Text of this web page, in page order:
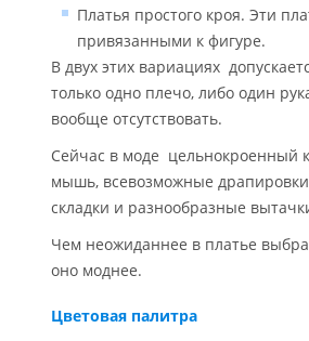
Платья простого кроя. Эти
привязанными к фигуре.
В двух этих вариациях
только одно плечо, либо один
вообще отсутствовать.
Сейчас в моде цельнокроенный
мышь, всевозможные
складки и разнообразные
Чем неожиданнее в платье
оно моднее.
Цветовая палитра